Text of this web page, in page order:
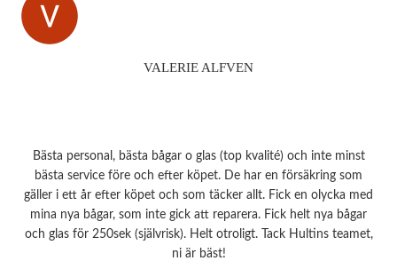
VALERIE ALFVEN
Bästa personal, bästa bågar o glas (top kvalité) och inte minst
bästa service före och efter köpet. De har en försäkring som
gäller i ett år efter köpet och som täcker allt. Fick en olycka med
mina nya bågar, som inte gick att reparera. Fick helt nya bågar
och glas för 250sek (självrisk). Helt otroligt. Tack Hultins teamet,
ni är bäst!